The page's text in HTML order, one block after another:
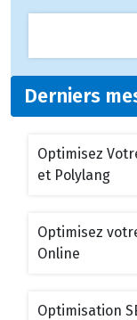
Derniers
Optimisez
et Polylang
Optimisez
Online
Optimisation